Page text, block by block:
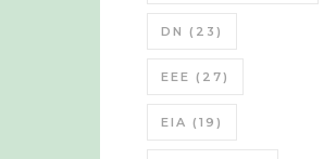
DN (23)
EEE (27)
EIA (19)